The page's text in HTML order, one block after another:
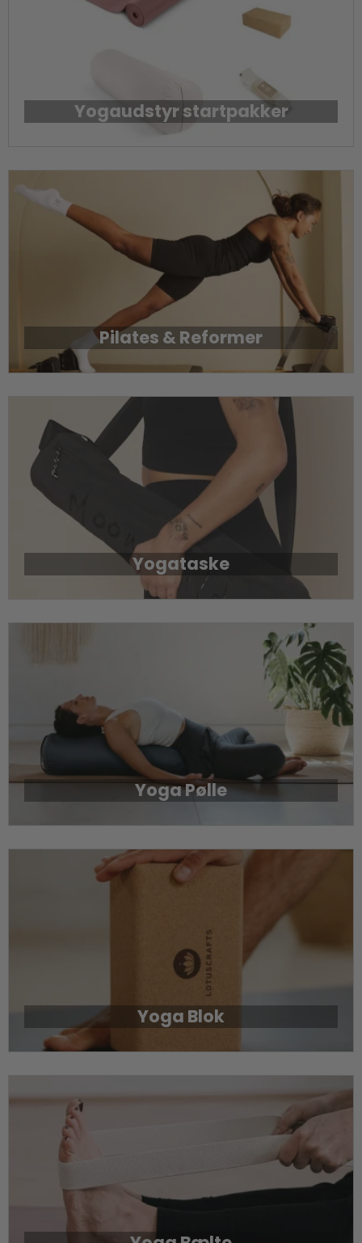
Yogaudstyr startpakker
Pilates & Reformer
Yogataske
Yoga Pølle
Yoga Blok